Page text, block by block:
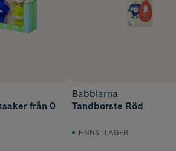
från 0
Babblarna
Tandborste Röd
FINNS I LAGER